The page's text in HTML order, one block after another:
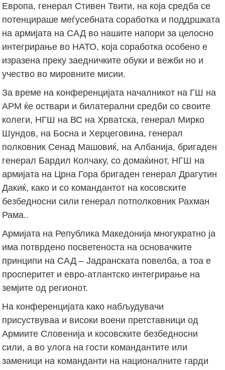
Европа, генерал Стивен Твити, на која средба се
потенцираше меѓусебната соработка и поддршката
на армијата на САД во нашите напори за целосно
интегрирање во НАТО, која соработка особено е
изразена преку заедничките обуки и вежби но и
учество во мировните мисии.
За време на конференцијата началникот на ГШ на
АРМ ќе оствари и билатерални средби со своите
колеги, НГШ на ВС на Хрватска, генерал Мирко
Шундов, на Босна и Херцеговина, генерал
полковник Сенад Машовиќ, на Албанија, бригаден
генерал Бардил Колчаку, со домаќинот, НГШ на
армијата на Црна Гора бригаден генерал Драгутин
Дакиќ, како и со командантот на косовските
безбедносни сили генерал потполковник Рахман
Рама..
Армијата на Република Македонија многукратно ја
има потврдено посветеноста на основачките
принципи на САД – Јадранската повелба, а тоа е
просперитет и евро-атлантско интегрирање на
земјите од регионот.
На конференцијата како набљудувачи
присуствуваа и високи воени претставници од
Армиите Словенија и косовските безбедносни
сили, а во улога на гости командантите или
заменици на команданти на националните гарди